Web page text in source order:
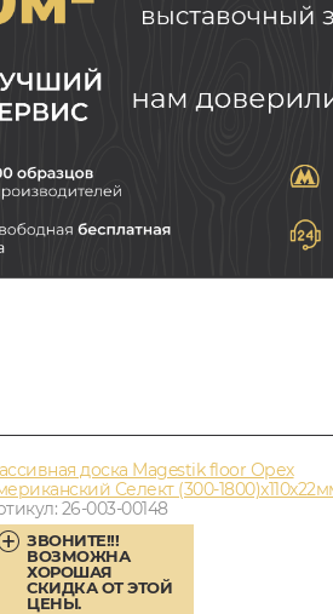
доска Magestik floor Орех
Селект (300-
26-003-00148
ЗВОНИТЕ!!!
ВОЗМОЖНА
ХОРОШАЯ
СКИДКА ОТ ЭТОЙ
ЦЕНЫ.